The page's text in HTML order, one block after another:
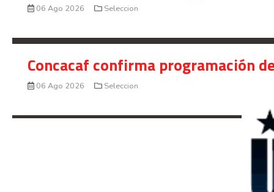
06 Ago 2026 Seleccion
Concacaf confirma programación
06 Ago 2026 Seleccion